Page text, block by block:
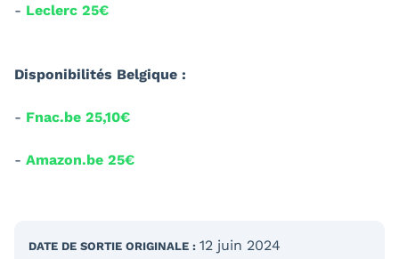
- Leclerc 25€
Disponibilités Belgique :
- Fnac.be 25,10€
- Amazon.be 25€
DATE DE SORTIE ORIGINALE : 12 juin 2024